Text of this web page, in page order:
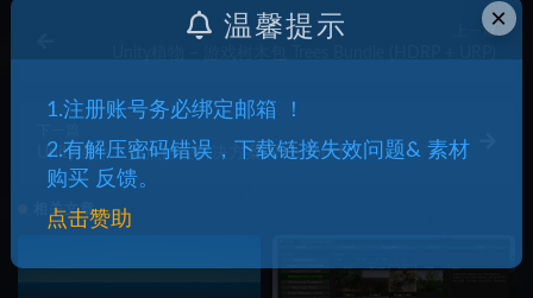
上一篇
Unity插件 – 多点触控解决方案 Nice Touch
相关文章
×
温馨提示
1.注册账号务必绑定邮箱 ！
2.有解压密码错误，下载链接失效问题& 素材
购买 反馈。
点击赞助